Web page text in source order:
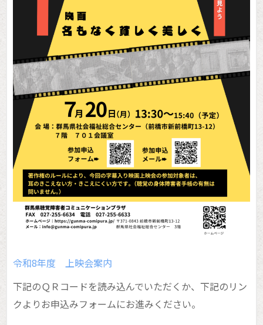
令和8年度 上映会案内
下記のＱＲコードを読み込んでいただくか、下記のリン
クよりお申込みフォームにお進みください。